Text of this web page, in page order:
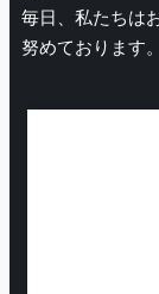
毎日、私たちは
努めております。